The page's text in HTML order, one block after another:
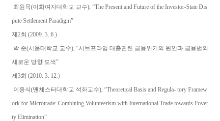
최원목(이화여자대학교 교수), “The Present and Future of the Investor-State Dis
pute Settlement Paradigm”
제2회 (2009. 3. 6.)
박 준(서울대학교 교수), “서브프라임 대출관련 금융위기의 원인과 금융법의
새로운 방향 모색”
제3회 (2010. 3. 12.)
이용식(맨체스터대학교 석좌교수), “Theoretical Basis and Regula- tory Framew
ork for Microtrade: Combining Volunteerism with International Trade towards Pover
ty Elimination”